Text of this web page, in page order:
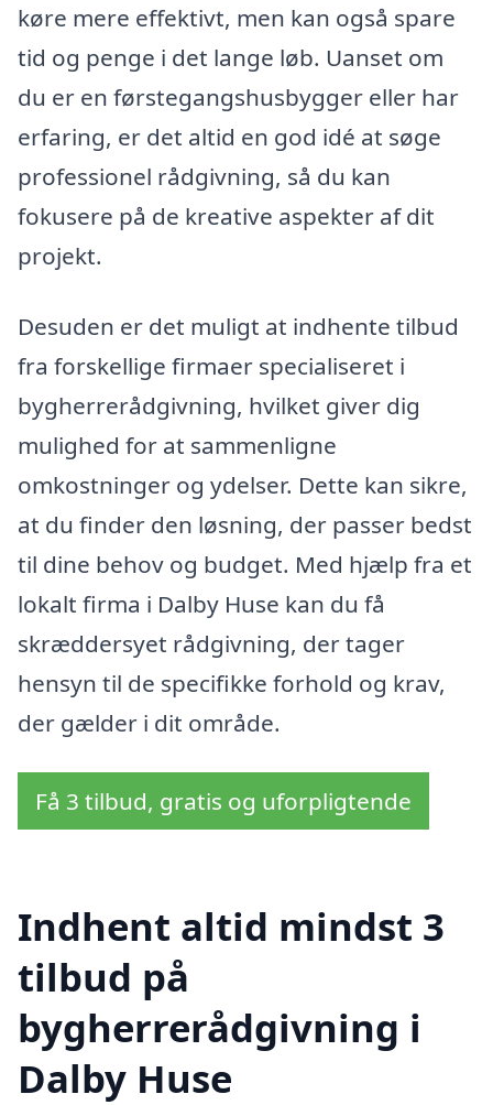
køre mere effektivt, men kan også spare
tid og penge i det lange løb. Uanset om
du er en førstegangshusbygger eller har
erfaring, er det altid en god idé at søge
professionel rådgivning, så du kan
fokusere på de kreative aspekter af dit
projekt.
Desuden er det muligt at indhente tilbud
fra forskellige firmaer specialiseret i
bygherrerådgivning, hvilket giver dig
mulighed for at sammenligne
omkostninger og ydelser. Dette kan sikre,
at du finder den løsning, der passer bedst
til dine behov og budget. Med hjælp fra et
lokalt firma i Dalby Huse kan du få
skræddersyet rådgivning, der tager
hensyn til de specifikke forhold og krav,
der gælder i dit område.
Få 3 tilbud, gratis og uforpligtende
Indhent altid mindst 3
tilbud på
bygherrerådgivning i
Dalby Huse